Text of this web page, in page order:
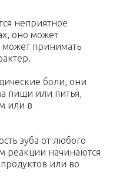
неприятное
оно может
может принимать
боли, они
пищи или питья,
или в
зуба от любого
реакции начинаются
или во